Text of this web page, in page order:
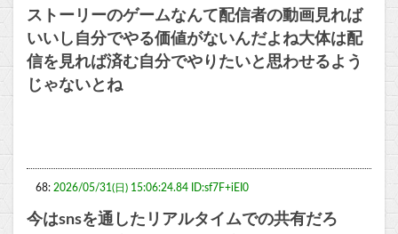
ストーリーのゲームなんて配信者の動画見れば
いいし自分でやる価値がないんだよね大体は配
信を見れば済む自分でやりたいと思わせるよう
じゃないとね
68: 2026/05/31(日) 15:06:24.84 ID:sf7F+iEI0
今はsnsを通したリアルタイムでの共有だろ